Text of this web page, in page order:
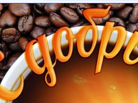
Загрузка